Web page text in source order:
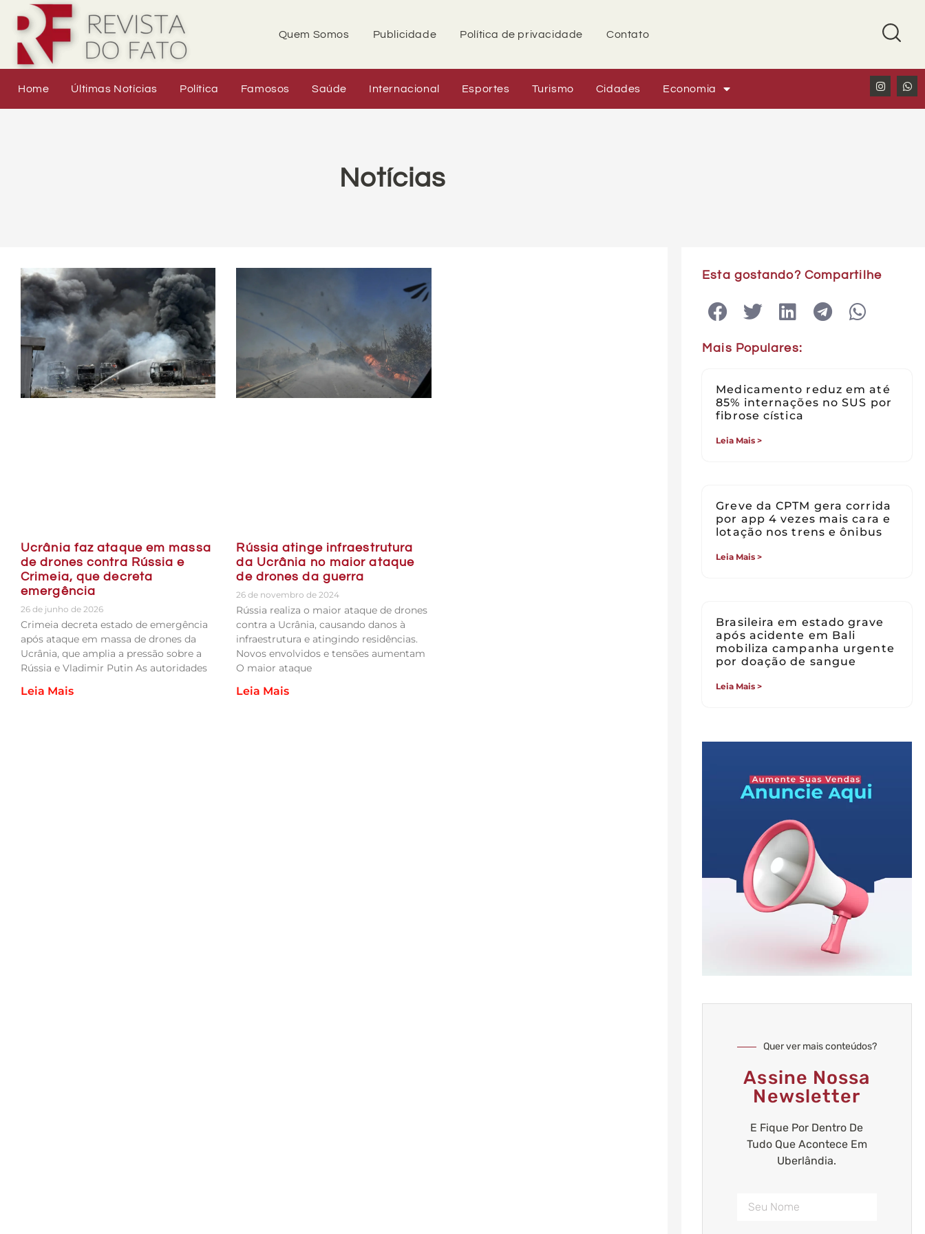
Quem Somos Publicidade Política de privacidade Contato
Home Últimas Notícias Política Famosos Saúde Internacional Esportes Turismo Cidades Economia
Notícias
Ucrânia faz ataque em massa
de drones contra Rússia e
Crimeia, que decreta
emergência
26 de junho de 2026
Crimeia decreta estado de emergência
após ataque em massa de drones da
Ucrânia, que amplia a pressão sobre a
Rússia e Vladimir Putin As autoridades
Leia Mais
Rússia atinge infraestrutura
da Ucrânia no maior ataque
de drones da guerra
26 de novembro de 2024
Rússia realiza o maior ataque de drones
contra a Ucrânia, causando danos à
infraestrutura e atingindo residências.
Novos envolvidos e tensões aumentam
O maior ataque
Leia Mais
Esta gostando? Compartilhe
Mais Populares:
Medicamento reduz em até
85% internações no SUS por
fibrose cística
Leia Mais >
Greve da CPTM gera corrida
por app 4 vezes mais cara e
lotação nos trens e ônibus
Leia Mais >
Brasileira em estado grave
após acidente em Bali
mobiliza campanha urgente
por doação de sangue
Leia Mais >
Quer ver mais conteúdos?
Assine Nossa
Newsletter
E Fique Por Dentro De
Tudo Que Acontece Em
Uberlândia.